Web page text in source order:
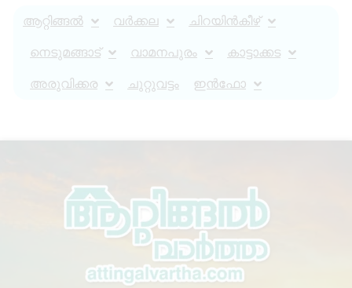
ആറ്റിങ്ങൽ വർക്കല ചിറയിൻകീഴ്
നെടുമങ്ങാട് വാമനപുരം കാട്ടാക്കട
അരുവിക്കര ചുറ്റുവട്ടം ഇൻഫോ